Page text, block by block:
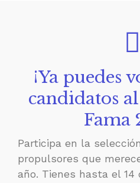
¡Ya puedes
candidatos
Fama
Participa en la
propulsores que
año. Tienes hasta el